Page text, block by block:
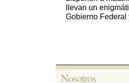
llevan un
Gobierno
Nosotros